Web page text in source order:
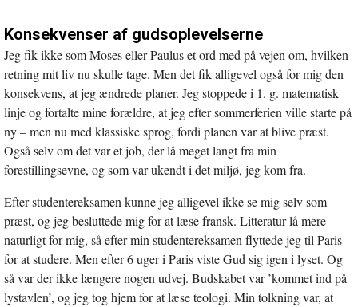
Konsekvenser af gudsoplevelserne
Jeg fik ikke som Moses eller Paulus et ord med på vejen om, hvilken
retning mit liv nu skulle tage. Men det fik alligevel også for mig den
konsekvens, at jeg ændrede planer. Jeg stoppede i 1. g. matematisk
linje og fortalte mine forældre, at jeg efter sommerferien ville starte på
ny – men nu med klassiske sprog, fordi planen var at blive præst.
Også selv om det var et job, der lå meget langt fra min
forestillingsevne, og som var ukendt i det miljø, jeg kom fra.
Efter studentereksamen kunne jeg alligevel ikke se mig selv som
præst, og jeg besluttede mig for at læse fransk. Litteratur lå mere
naturligt for mig, så efter min studentereksamen flyttede jeg til Paris
for at studere. Men efter 6 uger i Paris viste Gud sig igen i lyset. Og
så var der ikke længere nogen udvej. Budskabet var ’kommet ind på
lystavlen’, og jeg tog hjem for at læse teologi. Min tolkning var, at